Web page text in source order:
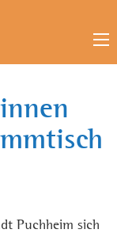
Puchheim sich